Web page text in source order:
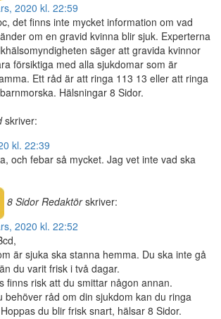
2020 kl. 22:59
det finns inte mycket information om vad
om en gravid kvinna blir sjuk. Experterna
säger att gravida kvinnor
försiktiga med alla sjukdomar som är
Ett råd är att ringa 113 13 eller att ringa
Hälsningar 8 Sidor.
skriver:
kl. 22:39
och febar så mycket. Jag vet inte vad ska
8 SidorRedaktör skriver:
2020 kl. 22:52
är sjuka ska stanna hemma. Du ska inte gå
du varit frisk i två dagar.
finns risk att du smittar någon annan.
behöver råd om din sjukdom kan du ringa
du blir frisk snart, hälsar 8 Sidor.